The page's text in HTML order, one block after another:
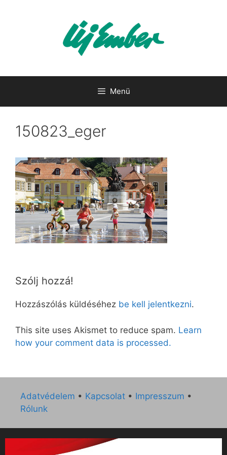
Menü
150823_eger
Szólj hozzá!
Hozzászólás küldéséhez be kell jelentkezni.
This site uses Akismet to reduce spam. Learn
how your comment data is processed.
Adatvédelem • Kapcsolat • Impresszum •
Rólunk